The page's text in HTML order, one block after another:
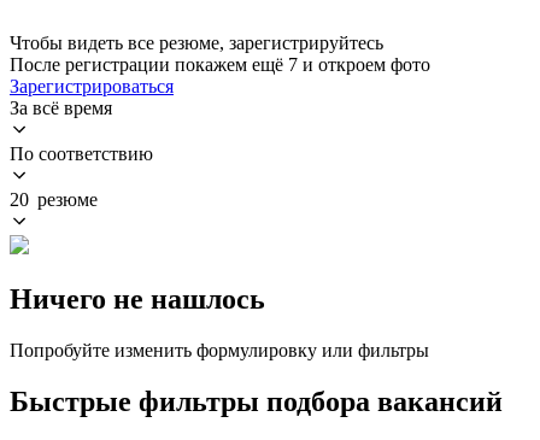
Чтобы видеть все резюме, зарегистрируйтесь
После регистрации покажем ещё 7 и откроем фото
Зарегистрироваться
За всё время
По соответствию
20 резюме
Ничего не нашлось
Попробуйте изменить формулировку или фильтры
Быстрые фильтры подбора вакансий